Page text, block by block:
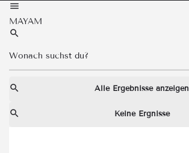
MAYAM
Alle Ergebnisse anzeigen
Keine Ergnisse